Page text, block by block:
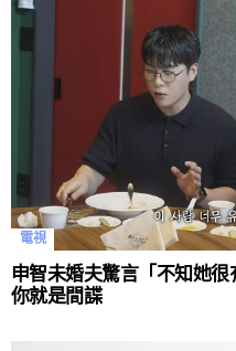
電視
申智未婚夫驚言「不知她
你就是間諜